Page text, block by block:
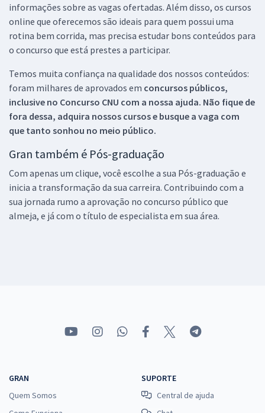
informações sobre as vagas ofertadas. Além disso, os cursos
online que oferecemos são ideais para quem possui uma
rotina bem corrida, mas precisa estudar bons conteúdos para
o concurso que está prestes a participar.
Temos muita confiança na qualidade dos nossos conteúdos:
foram milhares de aprovados em concursos públicos,
inclusive no Concurso CNU com a nossa ajuda. Não fique de
fora dessa, adquira nossos cursos e busque a vaga com
que tanto sonhou no meio público.
Gran também é Pós-graduação
Com apenas um clique, você escolhe a sua Pós-graduação e
inicia a transformação da sua carreira. Contribuindo com a
sua jornada rumo a aprovação no concurso público que
almeja, e já com o título de especialista em sua área.
GRAN
Quem Somos
SUPORTE
Central de ajuda